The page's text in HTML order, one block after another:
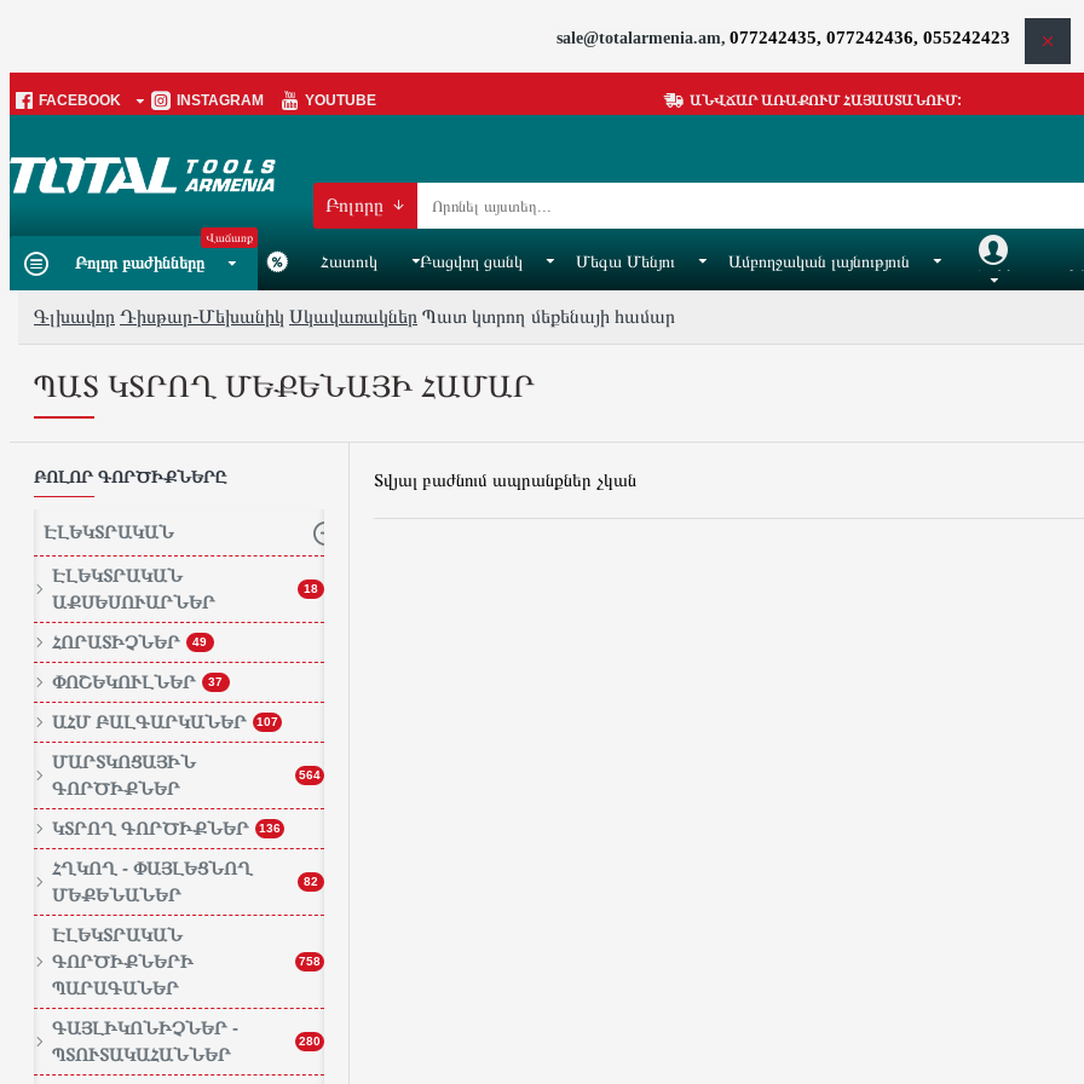
sale@totalarmenia.am, 077242435, 077242436, 055242423
FACEBOOK INSTAGRAM YOUTUBE ԱՆՎՃԱՐ ԱՌԱՔՈՒՄ ՀԱՅԱՍՏԱՆՈՒՄ:
Բոլորը
Բոլոր բաժինները
Վաճառք
Հատուկ Բացվող ցանկ Մեգա Մենյու Ամբողջական լայնություն
Հաշիվ
Գլխավոր Դիսթար-Մեխանիկ Սկավառակներ Պատ կտրող մեքենայի համար
ՊԱՏ ԿՏՐՈՂ ՄԵՔԵՆԱՅԻ ՀԱՄԱՐ
ԲՈԼՈՐ ԳՈՐԾԻՔՆԵՐԸ
ԷԼԵԿՏՐԱԿԱՆ
ԷԼԵԿՏՐԱԿԱՆ
ԱՔՍԵՍՈՒԱՐՆԵՐ
18
ՀՈՐԱՏԻՉՆԵՐ 49
ՓՈՇԵԿՈՒԼՆԵՐ 37
ԱՀՄ ԲԱԼԳԱՐԿԱՆԵՐ 107
ՄԱՐՏԿՈՑԱՅԻՆ
ԳՈՐԾԻՔՆԵՐ
564
ԿՏՐՈՂ ԳՈՐԾԻՔՆԵՐ 136
ՀՂԿՈՂ - ՓԱՅԼԵՑՆՈՂ
ՄԵՔԵՆԱՆԵՐ
82
ԷԼԵԿՏՐԱԿԱՆ
ԳՈՐԾԻՔՆԵՐԻ
ՊԱՐԱԳԱՆԵՐ
758
ԳԱՅԼԻԿՈՆԻՉՆԵՐ -
ՊՏՈՒՏԱԿԱՀԱՆՆԵՐ
280
Տվյալ բաժնում ապրանքներ չկան